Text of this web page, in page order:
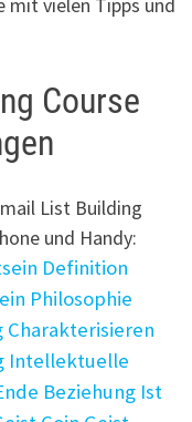
Course
List Building
und Handy:
Definition
Philosophie
Charakterisieren
Intellektuelle
Beziehung Ist